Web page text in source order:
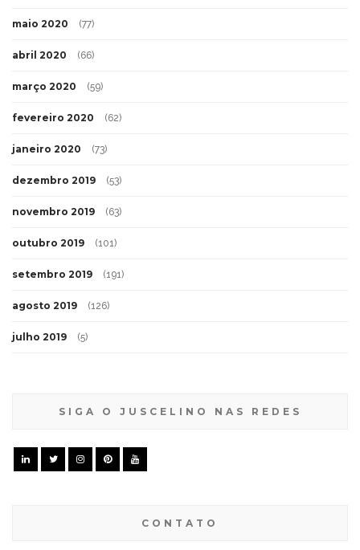
maio 2020 (77)
abril 2020 (66)
março 2020 (59)
fevereiro 2020 (62)
janeiro 2020 (73)
dezembro 2019 (53)
novembro 2019 (63)
outubro 2019 (101)
setembro 2019 (191)
agosto 2019 (126)
julho 2019 (5)
SIGA O JUSCELINO NAS REDES
CONTATO